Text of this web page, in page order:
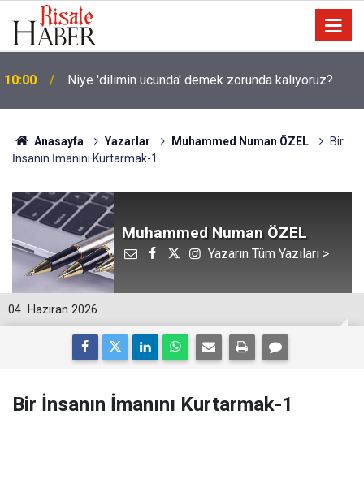
10:00 Niye 'dilimin ucunda' demek zorunda kalıyoruz?
Anasayfa Yazarlar Muhammed Numan ÖZEL
Bir
İnsanın İmanını Kurtarmak-1
Muhammed Numan ÖZEL
Yazarın Tüm Yazıları >
04 Haziran 2026
Bir İnsanın İmanını Kurtarmak-1